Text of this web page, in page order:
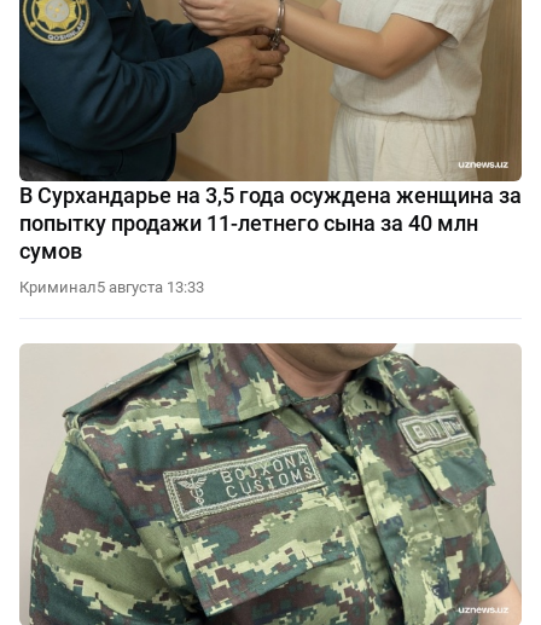
В Сурхандарье на 3,5 года осуждена женщина за
попытку продажи 11-летнего сына за 40 млн
сумов
Криминал5 августа 13:33